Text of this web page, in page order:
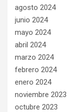
agosto 2024
junio 2024
mayo 2024
abril 2024
marzo 2024
febrero 2024
enero 2024
noviembre 2023
octubre 2023